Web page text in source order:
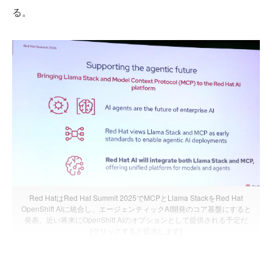
る。
Red HatはRed Hat Summit 2025でMCPとLlama StackをRed Hat
OpenShift AIに統合し、エージェンティックAI開発のコア基盤にすると
発表。近い将来にOpenShift AIのオプションとして提供される予定だ